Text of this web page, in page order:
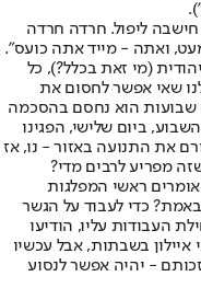
ליפול. חרדה חרדה
ואתה - מייד אתה כועס".
(מי זאת בכלל?), כל
שאי אפשר לחסום את
שבועות הוא נחסם בהסכמה
ביום שלישי, הפגינו
את התנועה באזור - נו, אז
מפריע לרבים מדי?
ראשי המפלגות
כדי לעבוד על הגשר
העבודות עליו, הודיעו
בשבתות, אבל עכשיו
- יהיה אפשר לנסוע